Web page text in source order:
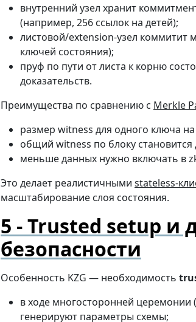
внутренний узел хранит
(например, 256 ссылок на детей);
листовой/extension-узел коммитит
ключей состояния);
пруф по пути от листа к корню
доказательств.
Преимущества по сравнению с Merkle
размер witness для одного ключа
общий witness по блоку становится
меньше данных нужно включать в
Это делает реалистичными stateless-
масштабирование слоя состояния.
Trusted setup и
безопасности
Особенность KZG — необходимость
в ходе многосторонней церемонии
генерируют параметры схемы;